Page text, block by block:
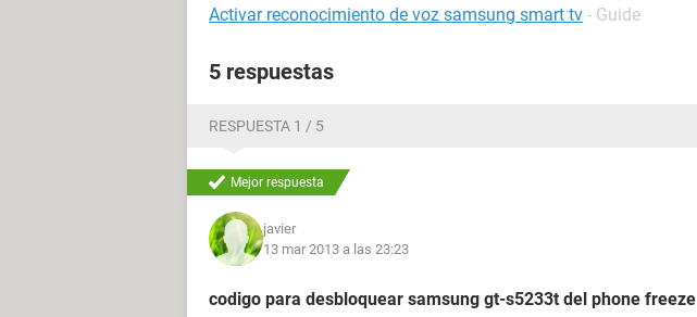
Activar reconocimiento de voz samsung smart tv - Guide
5 respuestas
RESPUESTA 1 / 5
Mejor respuesta
javier
13 mar 2013 a las 23:23
codigo para desbloquear samsung gt-s5233t del phone freeze